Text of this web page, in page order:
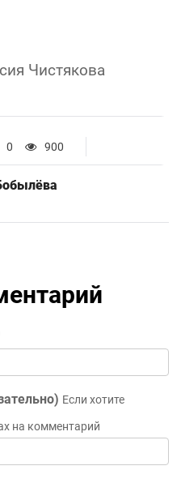
Чистякова
0 900
Если хотите
на комментарий